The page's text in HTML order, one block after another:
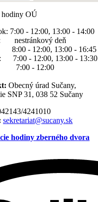
hodiny OÚ
7:00 - 12:00, 13:00 - 14:00
nestránkový deň
8:00 - 12:00, 13:00 - 16:45
7:00 - 12:00, 13:00 - 13:30
7:00 - 12:00
Obecný úrad Sučany,
SNP 31, 038 52 Sučany
4241010
sekretariat@sucany.sk
hodiny zberného dvora